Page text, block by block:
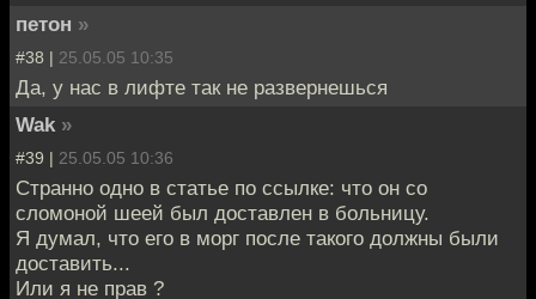
петон »
#38 | 25.05.05 10:35
Да, у нас в лифте так не развернешься
Wak »
#39 | 25.05.05 10:36
Странно одно в статье по ссылке: что он со
сломоной шеей был доставлен в больницу.
Я думал, что его в морг после такого должны были
доставить...
Или я не прав ?